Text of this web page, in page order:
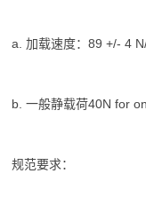
a. 加载速度：89 +/- 4
b. 一般静载荷40N for
规范要求：